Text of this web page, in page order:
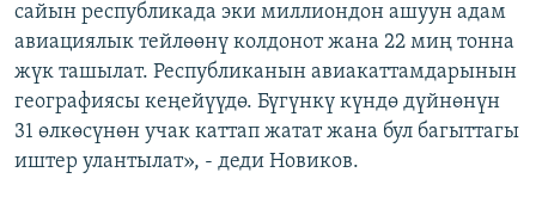
сайын республикада эки миллиондон ашуун адам
авиациялык тейлөөнү колдонот жана 22 миң тонна
жүк ташылат. Республиканын авиакаттамдарынын
географиясы кеңейүүдө. Бүгүнкү күндө дүйнөнүн
31 өлкөсүнөн учак каттап жатат жана бул багыттагы
иштер улантылат», - деди Новиков.